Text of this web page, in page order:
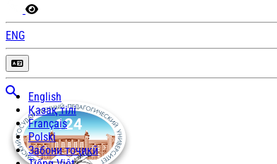
ENG
English
Қазақ тілі
Français
Polski
Забони тоҷикӣ